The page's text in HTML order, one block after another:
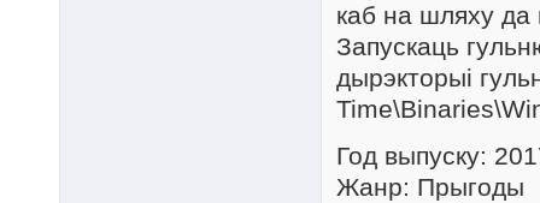
каб на шляху да
Запускаць
дырэкторыі
Год выпуску:
Жанр: Прыгоды